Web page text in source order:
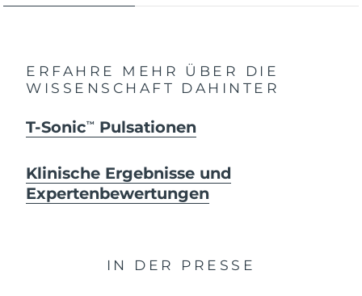
ERFAHRE MEHR ÜBER DIE
WISSENSCHAFT DAHINTER
T-SonicTM Pulsationen
Klinische Ergebnisse und
Expertenbewertungen
IN DER PRESSE